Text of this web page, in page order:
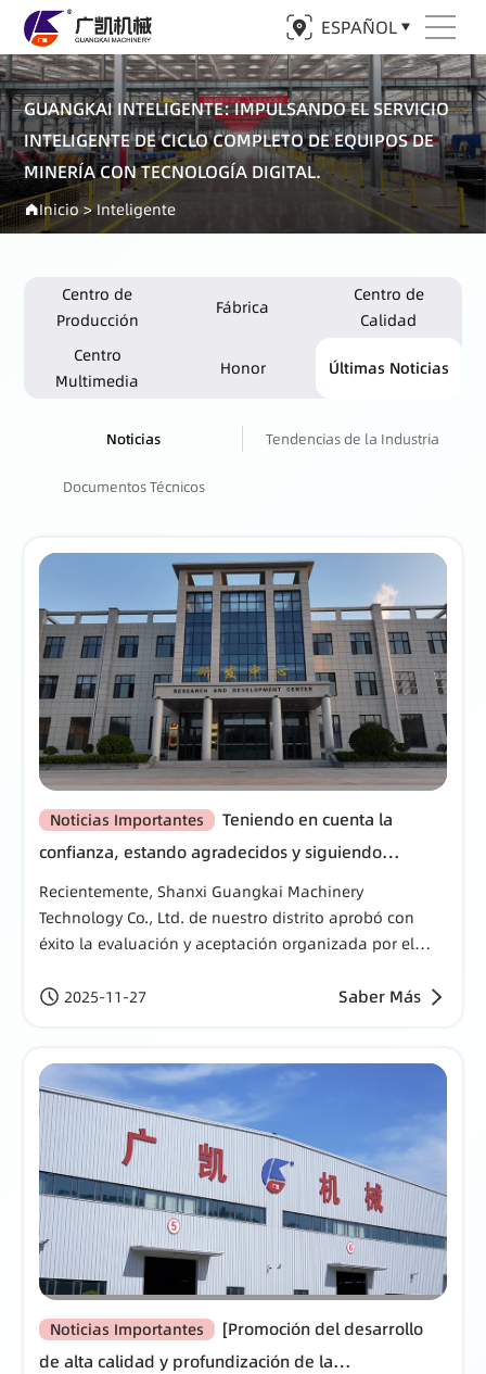
ESPAÑOL
GUANGKAI INTELIGENTE: IMPULSANDO EL SERVICIO
INTELIGENTE DE CICLO COMPLETO DE EQUIPOS DE
MINERÍA CON TECNOLOGÍA DIGITAL.
Inicio>Inteligente
Centro de
Producción
Fábrica
Centro de
Calidad
Centro
Multimedia
Honor Últimas Noticias
Noticias Tendencias de la Industria
Documentos Técnicos
Noticias Importantes
Teniendo en cuenta la
confianza, estando agradecidos y siguiendo
adelante, trabajando duro y pragmáticamente,
Shanxi Guangkai Machinery Technology Co., Ltd. ha
sido incluida en la lista de fábricas verdes a nivel
provincial.
Recientemente, Shanxi Guangkai Machinery
Technology Co., Ltd. de nuestro distrito aprobó con
éxito la evaluación y aceptación organizada por el
Información de la provincia de Shanxi y fue incluida
2025-11-27 Saber Más
Noticias Importantes
de alta calidad y profundización de la